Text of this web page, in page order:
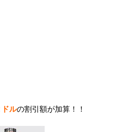
ドルの割引額が加算！！